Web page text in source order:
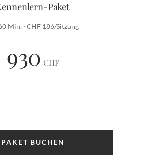
Paket
Min. · CHF 186/Sitzung
930 CHF
PAKET BUCHEN